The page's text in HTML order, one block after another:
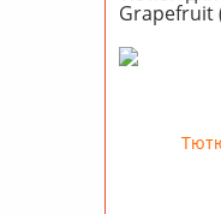
Grapefruit